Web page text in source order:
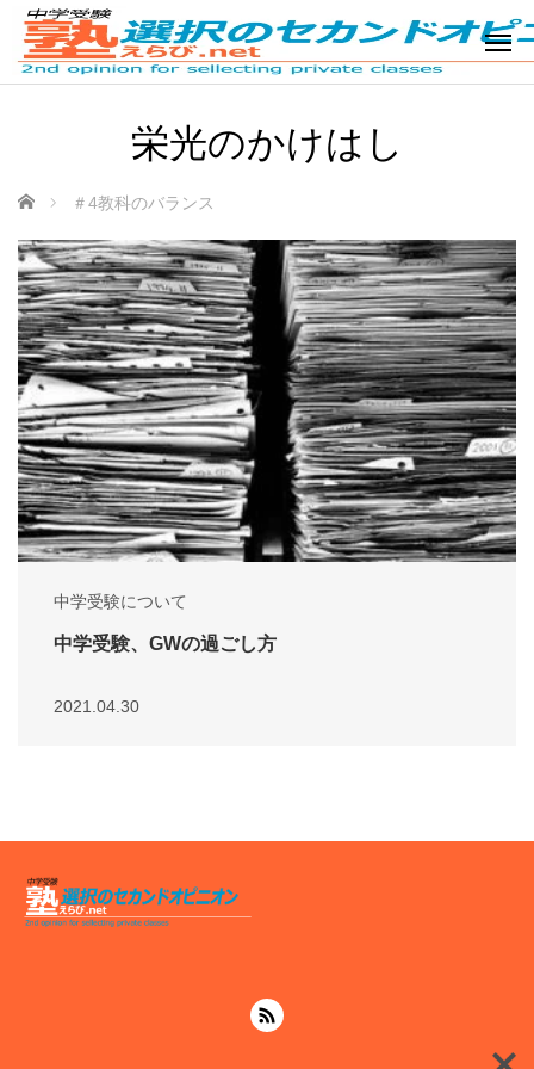
栄光のかけはし
ホーム ＃4教科のバランス
中学受験について
中学受験、GWの過ごし方
2021.04.30